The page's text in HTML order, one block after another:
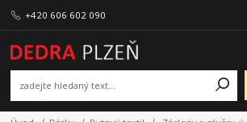
+420 606 602 090